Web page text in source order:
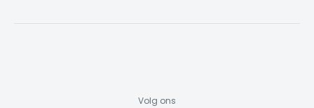
Volg ons